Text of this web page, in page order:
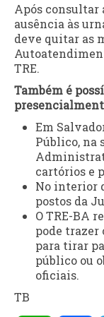
Após consultar
ausência às
deve quitar as
TRE.
Também é
Em
Público, na
cartórios e
No interior
postos da
O TRE-BA
pode trazer
para tirar
público ou
oficiais.
TB